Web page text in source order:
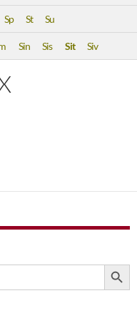
Sp St Su
Sin Sis Sit Siv
SEARCH